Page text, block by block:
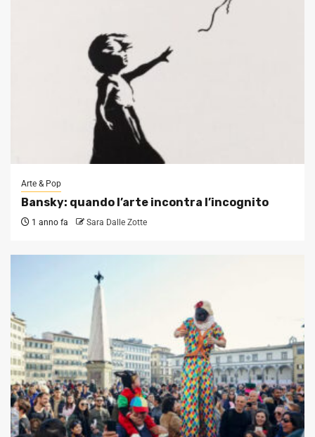
Arte & Pop
Bansky: quando l’arte incontra l’incognito
1 anno fa Sara Dalle Zotte